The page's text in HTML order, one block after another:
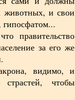
животных, и свои
правительство
за его же
видимо, и
чтобы